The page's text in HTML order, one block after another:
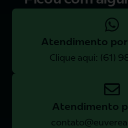
Atendimento
Clique aqui: (61)
Atendimento